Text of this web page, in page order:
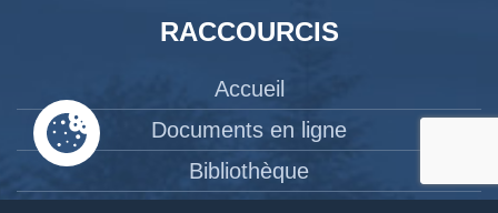
RACCOURCIS
Accueil
Documents en ligne
Bibliothèque